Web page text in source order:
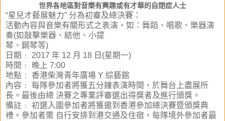
世界各地區對音樂有興趣或有才華的自閉症人士
“星兒才藝展魅力” 分為初審及總決賽：
活動內容與音樂有關形式之表演，如：舞蹈、唱歌、樂器演
奏(如敲擊樂器、結他、小提
琴、鋼琴等)
日期﹕ 2017 年 12 月 18 日(星期一)
時間﹕ 晚上 7:00
地點﹕ 香港柴灣青年廣場 Y 綜藝館
內容﹕ 每隊參加者將獲五分鐘表演時間，於舞台上盡展所
長。最後由總 決賽之專業評審選出得獎者及進行頒獎。
備註﹕ 初選入圍參加者將獲邀到香港參加總決賽暨頒獎典
禮。參加者需 自行安排到港交通及住宿，每隊境外參加者最